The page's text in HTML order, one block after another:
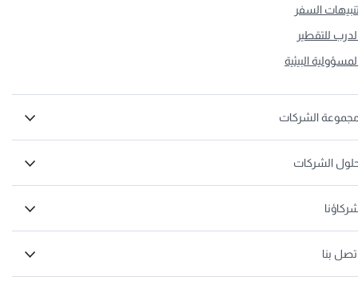
السفر
للتقطير
البيئية
الشركات
الشركات
بنا